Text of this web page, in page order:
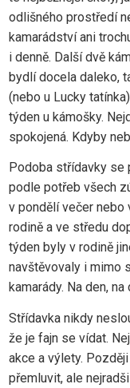
odlišného prostředí
kamarádství ani
i denně. Další dvě
bydlí docela daleko,
(nebo u Lucky
týden u kámošky.
spokojená. Kdyby
Podoba střídavky se
podle potřeb všech
v pondělí večer nebo
rodině a ve středu
týden byly v rodině
navštěvovaly i mimo
kamarády. Na den,
Střídavka nikdy
že je fajn se vídat.
akce a výlety.
přemluvit, ale